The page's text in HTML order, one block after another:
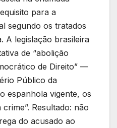
para a
segundo os tratados
A legislação brasileira
de “abolição
de Direito” —
Público da
espanhola vigente, os
Resultado: não
do acusado ao